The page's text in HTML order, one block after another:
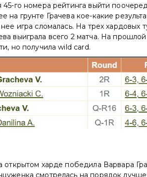
го номера рейтинга выйти
грунте Грачева кое-какие
игра сломалась. На трех хардовых
выиграла всего 2 матча. На
но получила wild card.
харде победила Варвара
смотрелась на порядок